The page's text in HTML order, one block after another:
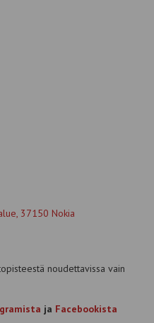
37150 Nokia
noudettavissa vain
ja Facebookista